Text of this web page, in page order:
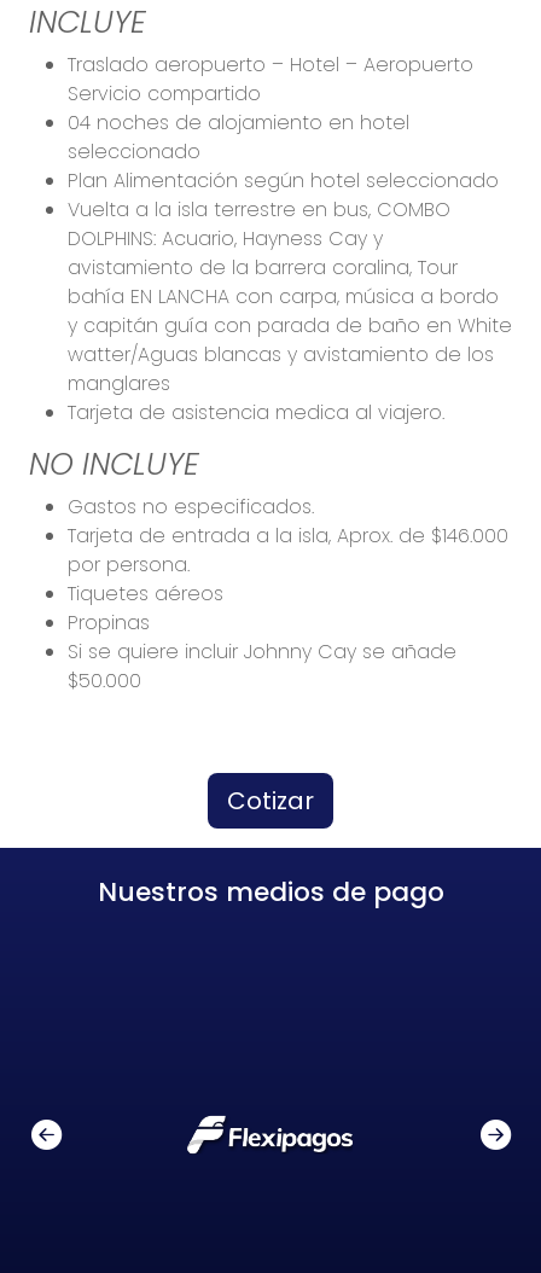
INCLUYE
Traslado aeropuerto – Hotel – Aeropuerto
Servicio compartido
04 noches de alojamiento en hotel
seleccionado
Plan Alimentación según hotel seleccionado
Vuelta a la isla terrestre en bus, COMBO
DOLPHINS: Acuario, Hayness Cay y
avistamiento de la barrera coralina, Tour
bahía EN LANCHA con carpa, música a bordo
y capitán guía con parada de baño en White
watter/Aguas blancas y avistamiento de los
manglares
Tarjeta de asistencia medica al viajero.
NO INCLUYE
Gastos no especificados.
Tarjeta de entrada a la isla, Aprox. de $146.000
por persona.
Tiquetes aéreos
Propinas
Si se quiere incluir Johnny Cay se añade
$50.000
Cotizar
Nuestros medios de pago